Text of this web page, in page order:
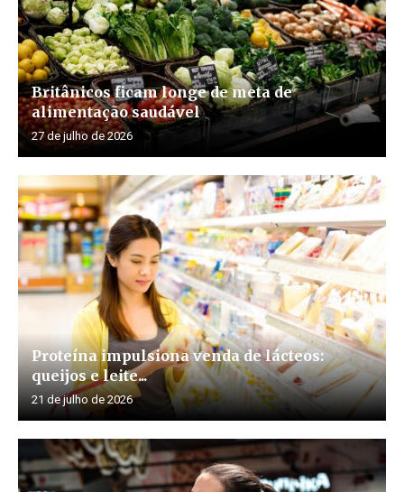
Britânicos ficam longe de meta de
alimentação saudável
27 de julho de 2026
Proteína impulsiona venda de lácteos:
queijos e leite...
21 de julho de 2026